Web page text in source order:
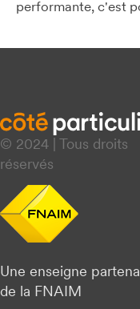
performante, c'est
© 2024 | Tous droits
réservés
Une enseigne
de la FNAIM